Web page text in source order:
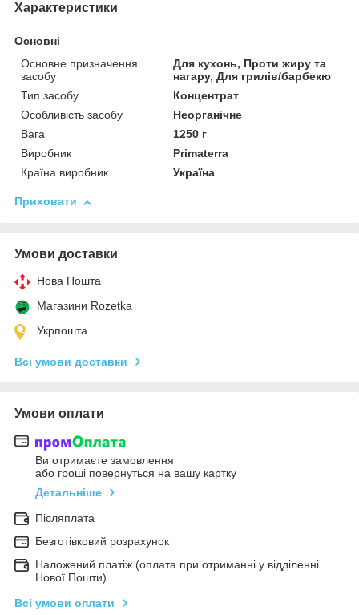
Характеристики
Основні
Основне призначення
засобу
Для кухонь, Проти жиру та
нагару, Для грилів/барбекю
Тип засобу
Концентрат
Особливість засобу
Неорганічне
Вага
1250 г
Виробник
Primaterra
Країна виробник
Україна
Приховати
Умови доставки
Нова Пошта
Магазини Rozetka
Укрпошта
Всі умови доставки
Умови оплати
Ви отримаєте замовлення
або гроші повернуться на вашу картку
Детальніше
Післяплата
Безготівковий розрахунок
Наложений платіж (оплата при отриманні у відділенні
Нової Пошти)
Всі умови оплати